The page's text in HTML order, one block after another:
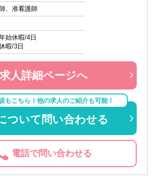
、准看護師
始休暇/4日
暇/3日
求人詳細ページへ
もこちら！他の求人のご紹介も可能！
ついて問い合わせる
電話で問い合わせる